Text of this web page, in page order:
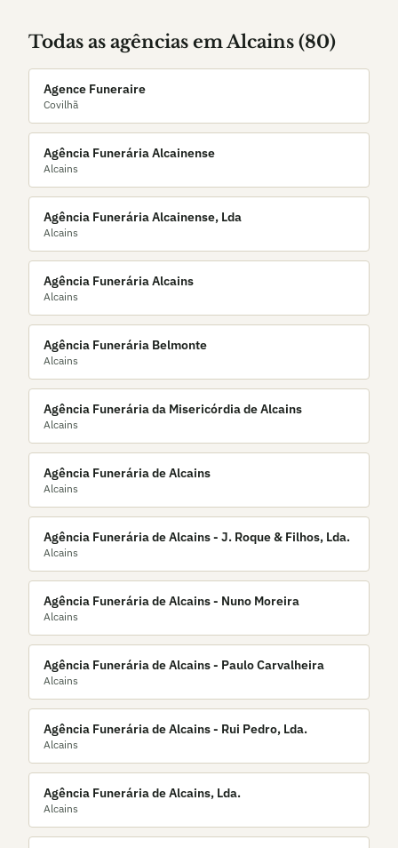
Todas as agências emAlcains (80)
Agence Funeraire
Covilhã
Agência Funerária Alcainense
Alcains
Agência Funerária Alcainense, Lda
Alcains
Agência Funerária Alcains
Alcains
Agência Funerária Belmonte
Alcains
Agência Funerária da Misericórdia de Alcains
Alcains
Agência Funerária de Alcains
Alcains
Agência Funerária de Alcains - J. Roque & Filhos, Lda.
Alcains
Agência Funerária de Alcains - Nuno Moreira
Alcains
Agência Funerária de Alcains - Paulo Carvalheira
Alcains
Agência Funerária de Alcains - Rui Pedro, Lda.
Alcains
Agência Funerária de Alcains, Lda.
Alcains